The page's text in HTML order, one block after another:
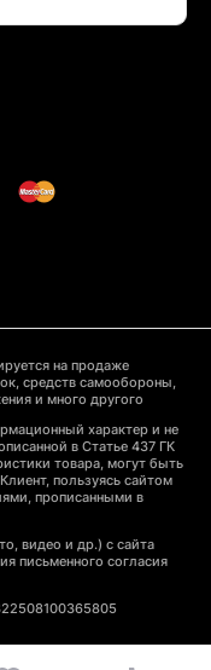
на продаже
средств самообороны,
и много другого
характер и не
в Статье 437 ГК
товара, могут быть
пользуясь сайтом
прописанными в
видео и др.) с сайта
письменного согласия